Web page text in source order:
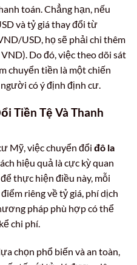
toán. Chẳng hạn, nếu
và tỷ giá thay đổi từ
USD, họ sẽ phải chi thêm
Do đó, việc theo dõi sát
chuyển tiền là một chiến
có ý định định cư.
Tiền Tệ Và Thanh
Mỹ, việc chuyển đổi đô la
hiệu quả là cực kỳ quan
thực hiện điều này, mỗi
riêng về tỷ giá, phí dịch
pháp phù hợp có thể
chi phí.
chọn phổ biến và an toàn,